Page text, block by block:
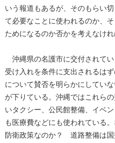
いう報道もあるが、そのもらい
て必要なことに使われるのか、
ためになるのか否かを考えなけれ
沖縄県の名護市に交付されて
受け入れを条件に支出されるは
について賛否を明らかにしてい
が下りている。沖縄ではこれら
いタクシー、公民館整備、イベ
も医療費などにも使われている
防衛政策なのか？ 道路整備は国